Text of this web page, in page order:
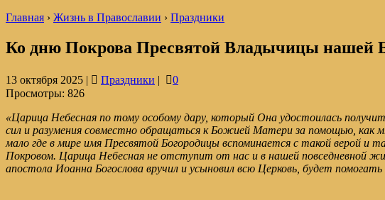
Главная › Жизнь в Православии › Праздники
Ко дню Покрова Пресвятой Владычицы нашей
13 октября 2025 | Праздники |
0
Просмотры: 826
«Царица Небесная по тому особому дару, который Она удостоилась
сил и разумения совместно обращаться к Божией Матери за помощью, как
мало где в мире имя Пресвятой Богородицы вспоминается с такой верой
Покровом. Царица Небесная не отступит от нас и в нашей повседневной
апостола Иоанна Богослова вручил и усыновил всю Церковь, будет